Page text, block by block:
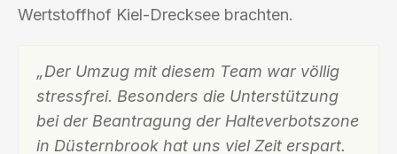
Wertstoffhof Kiel-Drecksee brachten.
„Der Umzug mit diesem Team war völlig
stressfrei. Besonders die Unterstützung
bei der Beantragung der Halteverbotszone
in Düsternbrook hat uns viel Zeit erspart.